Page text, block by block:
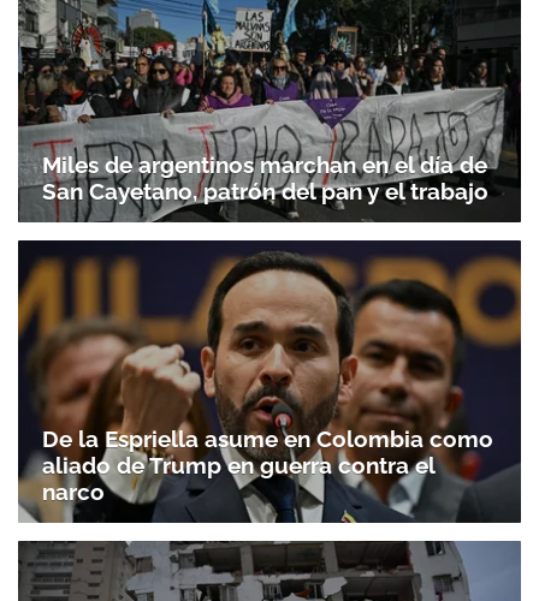
Miles de argentinos marchan en el día de
San Cayetano, patrón del pan y el trabajo
De la Espriella asume en Colombia como
aliado de Trump en guerra contra el
narco